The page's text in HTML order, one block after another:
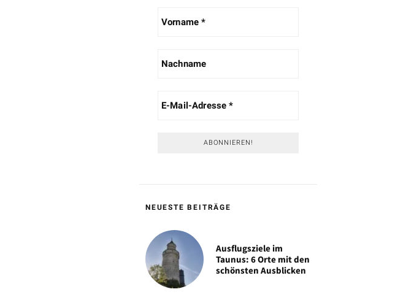
NEUESTE BEITRÄGE
Ausflugsziele im
Taunus: 6 Orte mit den
schönsten Ausblicken